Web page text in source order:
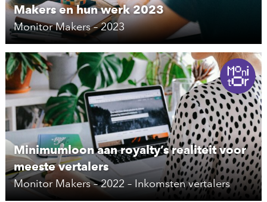
Makers en hun werk 2023
Monitor Makers – 2023
Minimumloon aan royalty’s realiteit voor
meeste vertalers
Monitor Makers – 2022 – Inkomsten vertalers